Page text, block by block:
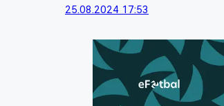
25.08.2024 17:53